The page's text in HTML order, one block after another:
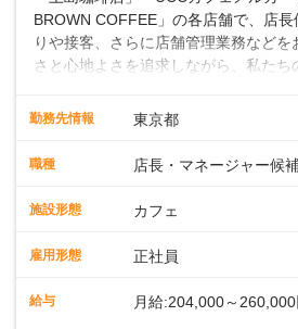
BROWN COFFEE」の各店舗で、店
りや接客、さらに店舗管理業務などを
さと心地よさを追求しながら、私たち
の抽出や各種ドリンクの作成お客様の
タートも安心 ◎サポート体制充実コー
から40代まで幅広い年齢層が活躍して
るので、スムーズに業務に馴染める環
長として活躍を！接客業務になれたら
勤務先情報 東京都
職種 店長・マネージャー候
施設形態 カフェ
雇用形態 正社員
給与 月給:204,000～260,000